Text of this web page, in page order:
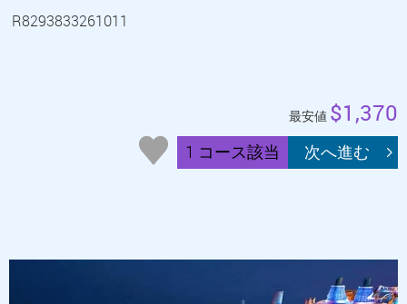
R8293833261011
最安値 $1,370
1 コース該当 次へ進む